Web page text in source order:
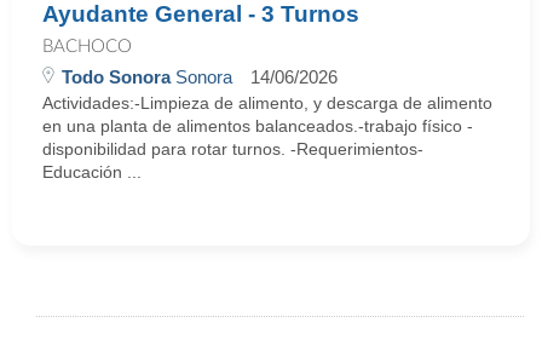
Ayudante General - 3 Turnos
BACHOCO
Todo SonoraSonora 14/06/2026
Actividades:-Limpieza de alimento, y descarga de alimento
en una planta de alimentos balanceados.-trabajo físico -
disponibilidad para rotar turnos. -Requerimientos-
Educación ...